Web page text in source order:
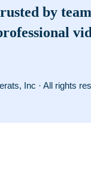
by
Inc · All rights